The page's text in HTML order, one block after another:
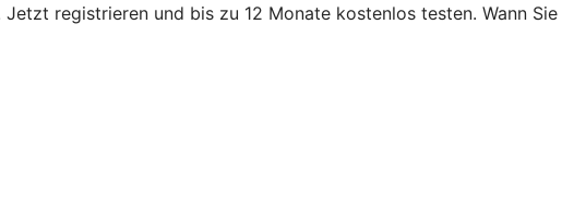
registrieren und bis zu 12 Monate kostenlos testen. Wann Sie